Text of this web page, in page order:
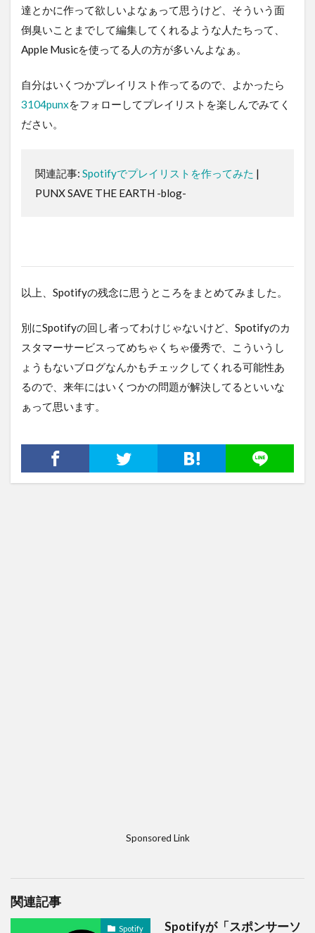
達とかに作って欲しいよなぁって思うけど、そういう面
倒臭いことまでして編集してくれるような人たちって、
Apple Musicを使ってる人の方が多いんよなぁ。
自分はいくつかプレイリスト作ってるので、よかったら
3104punxをフォローしてプレイリストを楽しんでみてく
ださい。
関連記事: Spotifyでプレイリストを作ってみた |
PUNX SAVE THE EARTH -blog-
以上、Spotifyの残念に思うところをまとめてみました。
別にSpotifyの回し者ってわけじゃないけど、Spotifyのカ
スタマーサービスってめちゃくちゃ優秀で、こういうし
ょうもないブログなんかもチェックしてくれる可能性あ
るので、来年にはいくつかの問題が解決してるといいな
ぁって思います。
Sponsored Link
関連記事
Spotify Spotifyが「スポンサーソ